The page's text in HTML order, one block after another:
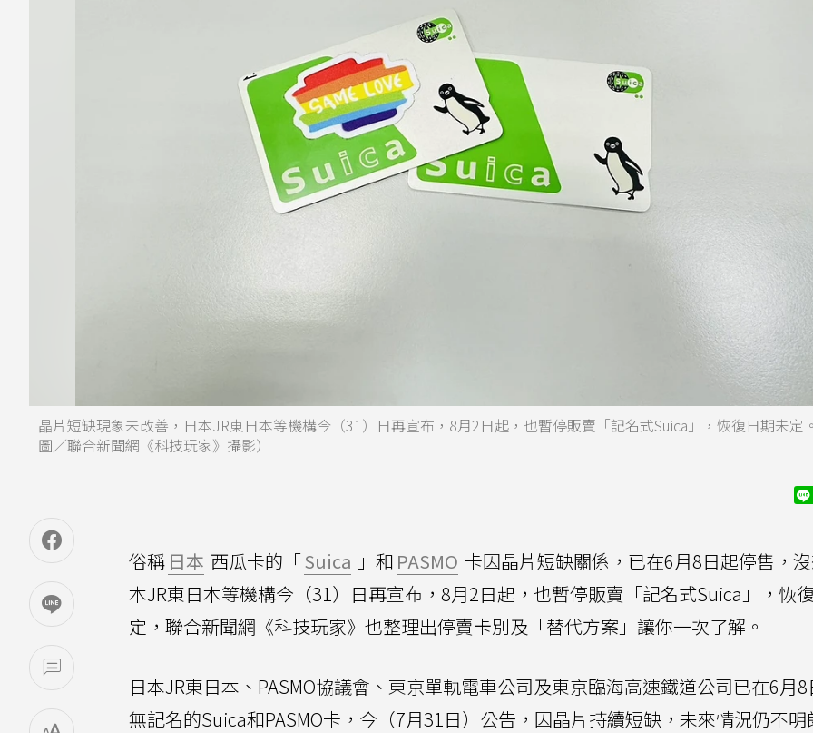
晶片短缺現象未改善，日本JR東日本等機構今（31）日再宣布，8月2日起，也暫停販賣「記名式Suica」，恢復日期未定
圖／聯合新聞網《科技玩家》攝影）
俗稱 日本 西瓜卡的「Suica 」和 PASMO 卡因晶片短缺關係，已在6月8日起停售，
本JR東日本等機構今（31）日再宣布，8月2日起，也暫停販賣「記名式Suica」，恢
定，聯合新聞網《科技玩家》也整理出停賣卡別及「替代方案」讓你一次了解。
日本JR東日本、PASMO協議會、東京單軌電車公司及東京臨海高速鐵道公司已在6月
無記名的Suica和PASMO卡，今（7月31日）公告，因晶片持續短缺，未來情況仍不明